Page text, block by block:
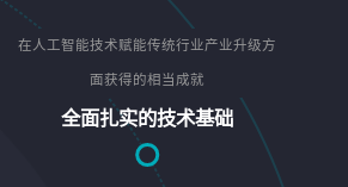
在人工智能技术赋能传统行业产业升级方
面获得的相当成就
全面扎实的技术基础